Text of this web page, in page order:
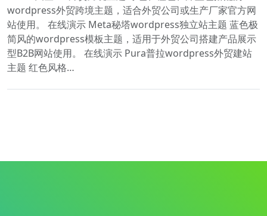
wordpress外贸跨境主题，适合外贸公司或生产厂家官方网
站使用。 在线演示 Meta秘塔wordpress独立站主题 蓝色极
简风的wordpress模板主题，适用于外贸公司搭建产品展示
型B2B网站使用。 在线演示 Pura普拉wordpress外贸建站
主题 红色风格…